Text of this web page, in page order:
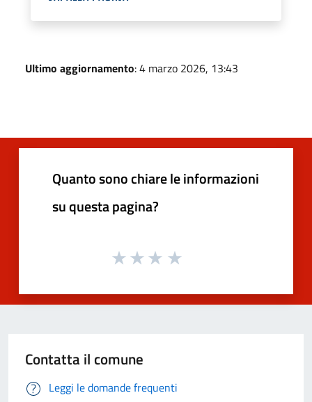
Ultimo aggiornamento: 4 marzo 2026, 13:43
Quanto sono chiare le informazioni
su questa pagina?
Contatta il comune
Leggi le domande frequenti